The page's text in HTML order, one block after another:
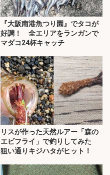
『大阪南港魚つり園』でタコが
好調！ 全エリアをランガンで
マダコ24杯キャッチ
リスが作った天然ルアー「森の
エビフライ」で釣りしてみた
狙い通りキジハタがヒット！